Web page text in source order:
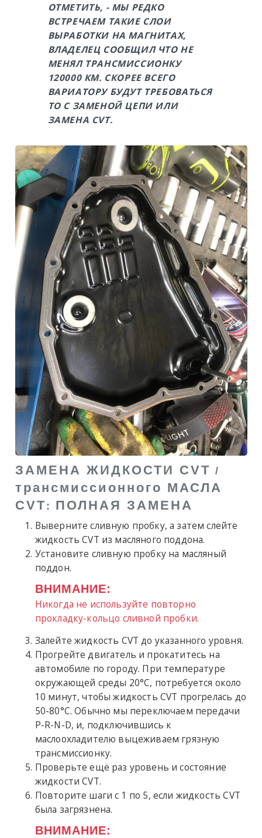
ОТМЕТИТЬ, - МЫ РЕДКО
ВСТРЕЧАЕМ ТАКИЕ СЛОИ
ВЫРАБОТКИ НА МАГНИТАХ,
ВЛАДЕЛЕЦ СООБЩИЛ ЧТО НЕ
МЕНЯЛ ТРАНСМИССИОНКУ
120000 КМ. СКОРЕЕ ВСЕГО
ВАРИАТОРУ БУДУТ ТРЕБОВАТЬСЯ
ТО С ЗАМЕНОЙ ЦЕПИ ИЛИ
ЗАМЕНА CVT.
ЗАМЕНА ЖИДКОСТИ CVT /
трансмиссионного МАСЛА
CVT: ПОЛНАЯ ЗАМЕНА
Выверните сливную пробку, а затем слейте
жидкость CVT из масляного поддона.
Установите сливную пробку на масляный
поддон.
ВНИМАНИЕ:
Никогда не используйте повторно
прокладку-кольцо сливной пробки.
Залейте жидкость CVT до указанного уровня.
Прогрейте двигатель и прокатитесь на
автомобиле по городу. При температуре
окружающей среды 20°C, потребуется около
10 минут, чтобы жидкость CVT прогрелась до
50-80°C. Обычно мы переключаем передачи
P-R-N-D, и, подключившись к
маслоохладителю выцеживаем грязную
трансмиссионку.
Проверьте ещё раз уровень и состояние
жидкости CVT.
Повторите шаги с 1 по 5, если жидкость CVT
была загрязнена.
ВНИМАНИЕ: